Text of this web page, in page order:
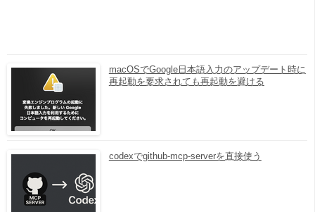
macOSでGoogle日本語入力のアップデート時に
再起動を要求されても再起動を避ける
codexでgithub-mcp-serverを直接使う